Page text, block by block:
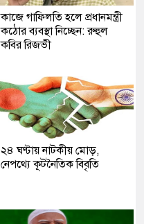
কাজে গাফিলতি হলে প্রধানমন্ত্রী
কঠোর ব্যবস্থা নিচ্ছেন: রুহুল
কবির রিজভী
২৪ ঘণ্টায় নাটকীয় মোড়,
নেপথ্যে কূটনৈতিক বিবৃতি